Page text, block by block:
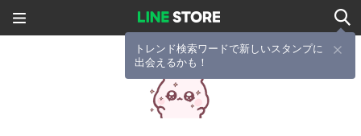
トレンド検索ワードで新しいスタンプに
出会えるかも！